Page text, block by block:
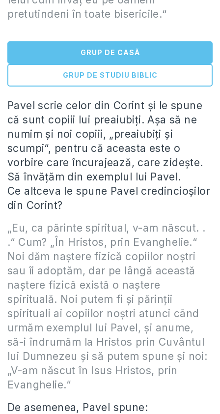
pretutindeni în toate bisericile.“
GRUP DE CASĂ
GRUP DE STUDIU BIBLIC
Pavel scrie celor din Corint şi le spune
că sunt copiii lui preaiubiţi. Aşa să ne
numim şi noi copiii, „preaiubiţi şi
scumpi“, pentru că aceasta este o
vorbire care încurajează, care zideşte.
Să învăţăm din exemplul lui Pavel.
Ce altceva le spune Pavel credincioşilor
din Corint?
„Eu, ca părinte spiritual, v-am născut. .
.“ Cum? „În Hristos, prin Evanghelie.“
Noi dăm naştere fizică copiilor noştri
sau îi adoptăm, dar pe lângă această
naştere fizică există o naştere
spirituală. Noi putem fi şi părinţii
spirituali ai copiilor noştri atunci când
urmăm exemplul lui Pavel, şi anume,
să-i îndrumăm la Hristos prin Cuvântul
lui Dumnezeu şi să putem spune şi noi:
„V-am născut în Isus Hristos, prin
Evanghelie.“
De asemenea, Pavel spune: